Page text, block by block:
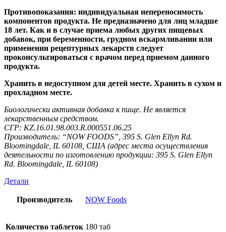
Противопоказания: индивидуальная непереносимость
компонентов продукта. Не предназначено для лиц младше
18 лет. Как и в случае приема любых других пищевых
добавок, при беременности, грудном вскармливании или
применении рецептурных лекарств следует
проконсультироваться с врачом перед приемом данного
продукта.
Хранить в недоступном для детей месте. Хранить в сухом и
прохладном месте.
Биологически активная добавка к пище. Не является
лекарственным средством.
СГР: KZ.16.01.98.003.R.000551.06.25
Производитель: “NOW FOODS”, 395 S. Glen Ellyn Rd.
Bloomingdale, IL 60108, США (адрес места осуществления
деятельности по изготовлению продукции: 395 S. Glen Ellyn
Rd. Bloomingdale, IL 60108)
Детали
Производитель NOW Foods
Количество таблеток 180 таб